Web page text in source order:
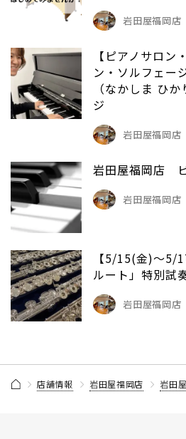
岩田屋福岡店
【ピアノサロン
ン・ソルフェー
（なかしま ひ
ジ
岩田屋福岡店
岩田屋福岡店
岩田屋福岡店
【5/15(金)～5/
ルート」特別試
岩田屋福岡店
店舗情報 岩田屋福岡店 岩田